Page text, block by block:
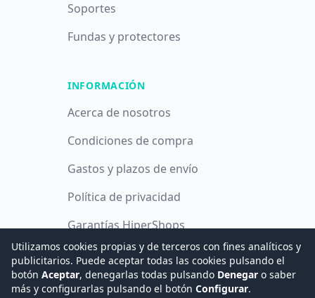
Soportes
Fundas y protectores
INFORMACIÓN
Acerca de nosotros
Condiciones de compra
Gastos y plazos de envío
Política de privacidad
Garantías HiperShops
Política de cookies
Utilizamos cookies propias y de terceros con fines analíticos y
publicitarios. Puede aceptar todas las cookies pulsando el
botón Aceptar, denegarlas todas pulsando Denegar o saber
más y configurarlas pulsando el botón Configurar.